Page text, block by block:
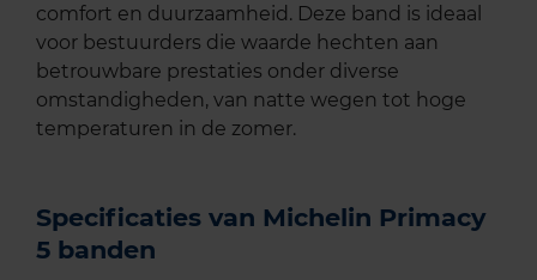
comfort en duurzaamheid. Deze band is ideaal
voor bestuurders die waarde hechten aan
betrouwbare prestaties onder diverse
omstandigheden, van natte wegen tot hoge
temperaturen in de zomer.
Specificaties van Michelin Primacy
5 banden